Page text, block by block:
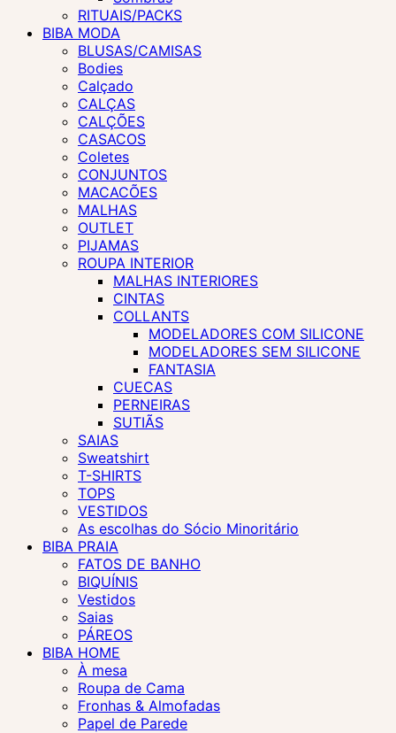
RITUAIS/PACKS
BIBA MODA
BLUSAS/CAMISAS
Bodies
Calçado
CALÇAS
CALÇÕES
CASACOS
Coletes
CONJUNTOS
MACACÕES
MALHAS
OUTLET
PIJAMAS
ROUPA INTERIOR
MALHAS INTERIORES
CINTAS
COLLANTS
MODELADORES COM SILICONE
MODELADORES SEM SILICONE
FANTASIA
CUECAS
PERNEIRAS
SUTIÃS
SAIAS
Sweatshirt
T-SHIRTS
TOPS
VESTIDOS
As escolhas do Sócio Minoritário
BIBA PRAIA
FATOS DE BANHO
BIQUÍNIS
Vestidos
Saias
PÁREOS
BIBA HOME
À mesa
Roupa de Cama
Fronhas & Almofadas
Papel de Parede